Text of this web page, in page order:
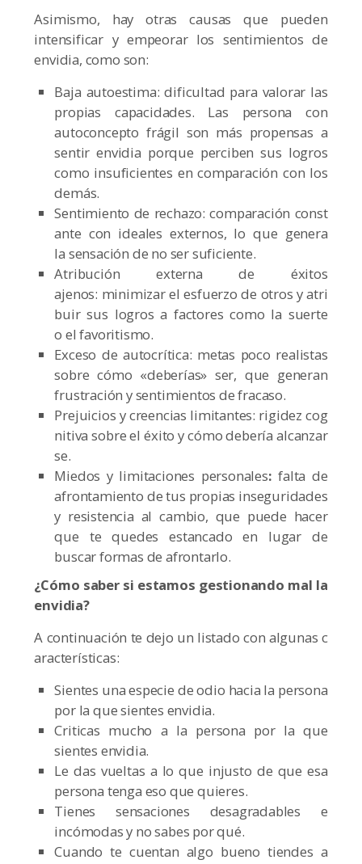
Asimismo, hay otras causas que pueden
intensificar y empeorar los sentimientos de
envidia, como son:
Baja autoestima: dificultad para valorar las
propias capacidades. Las persona con
autoconcepto frágil son más propensas a
sentir envidia porque perciben sus logros
como insuficientes en comparación con los
demás.
Sentimiento de rechazo: comparación const
ante con ideales externos, lo que genera
la sensación de no ser suficiente.
Atribución externa de éxitos
ajenos: minimizar el esfuerzo de otros y atri
buir sus logros a factores como la suerte
o el favoritismo.
Exceso de autocrítica: metas poco realistas
sobre cómo «deberías» ser, que generan
frustración y sentimientos de fracaso.
Prejuicios y creencias limitantes: rigidez cog
nitiva sobre el éxito y cómo debería alcanzar
se.
Miedos y limitaciones personales: falta de
afrontamiento de tus propias inseguridades
y resistencia al cambio, que puede hacer
que te quedes estancado en lugar de
buscar formas de afrontarlo.
¿Cómo saber si estamos gestionando mal la
envidia?
A continuación te dejo un listado con algunas c
aracterísticas:
Sientes una especie de odio hacia la persona
por la que sientes envidia.
Criticas mucho a la persona por la que
sientes envidia.
Le das vueltas a lo que injusto de que esa
persona tenga eso que quieres.
Tienes sensaciones desagradables e
incómodas y no sabes por qué.
Cuando te cuentan algo bueno tiendes a